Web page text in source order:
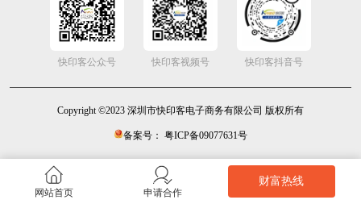
快印客公众号 快印客视频号 快印客抖音号
Copyright ©2023 深圳市快印客电子商务有限公司 版权所有
备案号： 粤ICP备09077631号
网站首页 申请合作
财富热线